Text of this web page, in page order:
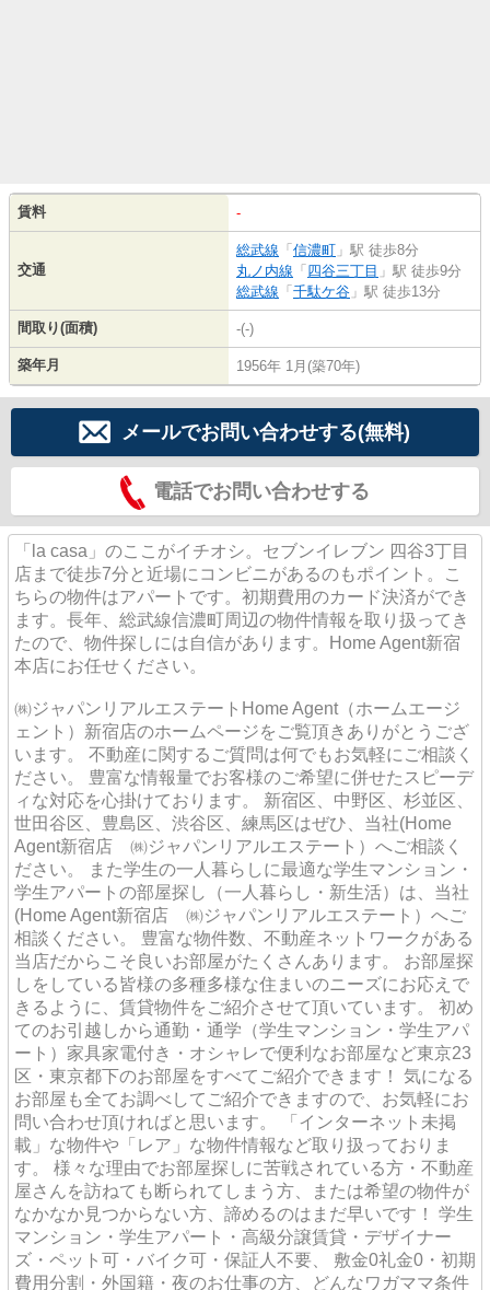
賃料 -
交通
総武線 「 信濃町 」駅 徒歩8分
丸ノ内線 「 四谷三丁目 」駅 徒歩9分
総武線 「 千駄ケ谷 」駅 徒歩13分
間取り(面積) -(-)
築年月 1956年 1月(築70年)
メールでお問い合わせする(無料)
電話でお問い合わせする
「la casa」のここがイチオシ。セブンイレブン 四谷3丁目
店まで徒歩7分と近場にコンビニがあるのもポイント。こ
ちらの物件はアパートです。初期費用のカード決済ができ
ます。長年、総武線信濃町周辺の物件情報を取り扱ってき
たので、物件探しには自信があります。Home Agent新宿
本店にお任せください。
㈱ジャパンリアルエステートHome Agent（ホームエージ
ェント）新宿店のホームページをご覧頂きありがとうござ
います。 不動産に関するご質問は何でもお気軽にご相談く
ださい。 豊富な情報量でお客様のご希望に併せたスピーデ
ィな対応を心掛けております。 新宿区、中野区、杉並区、
世田谷区、豊島区、渋谷区、練馬区はぜひ、当社(Home
Agent新宿店 ㈱ジャパンリアルエステート）へご相談く
ださい。 また学生の一人暮らしに最適な学生マンション・
学生アパートの部屋探し（一人暮らし・新生活）は、当社
(Home Agent新宿店 ㈱ジャパンリアルエステート）へご
相談ください。 豊富な物件数、不動産ネットワークがある
当店だからこそ良いお部屋がたくさんあります。 お部屋探
しをしている皆様の多種多様な住まいのニーズにお応えで
きるように、賃貸物件をご紹介させて頂いています。 初め
てのお引越しから通勤・通学（学生マンション・学生アパ
ート）家具家電付き・オシャレで便利なお部屋など東京23
区・東京都下のお部屋をすべてご紹介できます！ 気になる
お部屋も全てお調べしてご紹介できますので、お気軽にお
問い合わせ頂ければと思います。 「インターネット未掲
載」な物件や「レア」な物件情報など取り扱っておりま
す。 様々な理由でお部屋探しに苦戦されている方・不動産
屋さんを訪ねても断られてしまう方、または希望の物件が
なかなか見つからない方、諦めるのはまだ早いです！ 学生
マンション・学生アパート・高級分譲賃貸・デザイナー
ズ・ペット可・バイク可・保証人不要、 敷金0礼金0・初期
費用分割・外国籍・夜のお仕事の方、どんなワガママ条件